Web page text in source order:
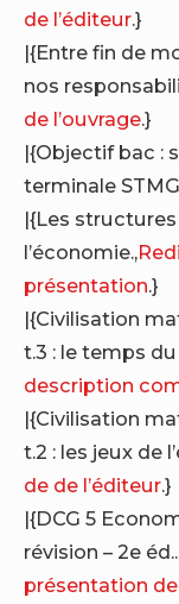
de l’éditeur.}
|{Entre fin de
nos
de l’ouvrage.}
|{Objectif bac :
terminale
|{Les
l’économie.,
présentation.}
|{Civilisation
t.3 : le temps
description
|{Civilisation
t.2 : les jeux de
de de l’éditeur.}
|{DCG 5
révision – 2e
présentation